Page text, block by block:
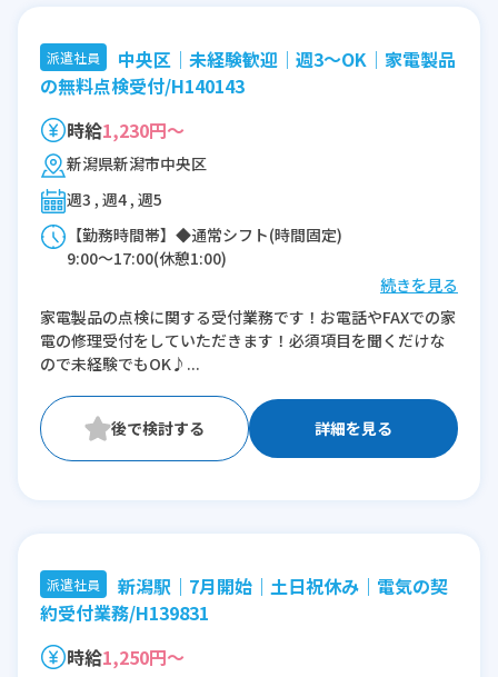
派遣社員
中央区│未経験歓迎│週3～OK│家電製品
の無料点検受付/H140143
時給1,230円～
新潟県新潟市中央区
週3 , 週4 , 週5
【勤務時間帯】◆通常シフト(時間固定)
9:00〜17:00(休憩1:00)
続きを見る
家電製品の点検に関する受付業務です！お電話やFAXでの家
電の修理受付をしていただきます！必須項目を聞くだけな
ので未経験でもOK♪...
詳細を見る
派遣社員
新潟駅｜7月開始｜土日祝休み｜電気の契
約受付業務/H139831
時給1,250円～